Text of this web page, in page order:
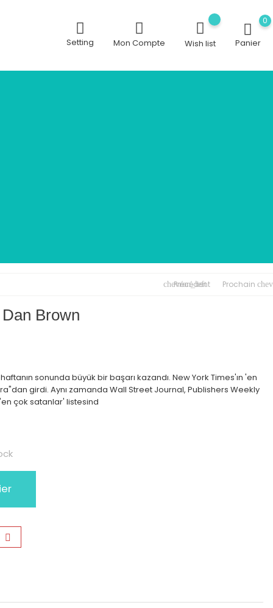
Setting Mon Compte Wish list
0
Panier
chevron_left
Précédent Prochain
Brown
haftanın sonunda büyük bir başarı kazandı. New York Times'ın 'en
girdi. Aynı zamanda Wall Street Journal, Publishers Weekly
çok satanlar' listesind